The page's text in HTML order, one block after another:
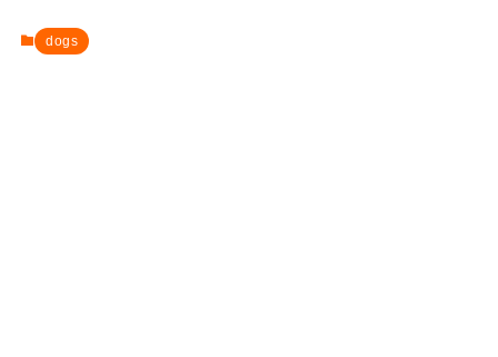
dogs